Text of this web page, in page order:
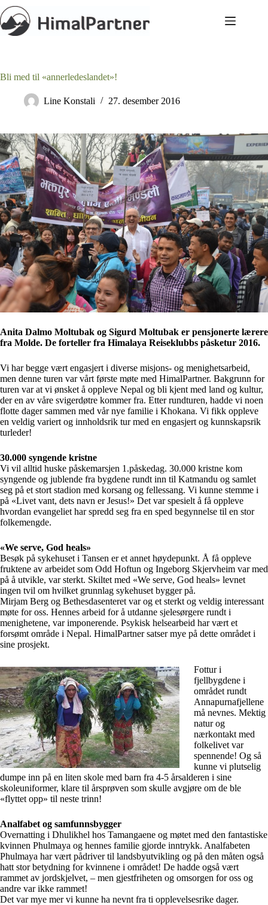
Hopp
til
innholdet
Bli med til «annerledeslandet»!
Line Konstali 27. desember 2016
Anita Dalmo Moltubak og Sigurd Moltubak er pensjonerte lærere
fra Molde. De forteller fra Himalaya Reiseklubbs påsketur 2016.
Vi har begge vært engasjert i diverse misjons- og menighetsarbeid,
men denne turen var vårt første møte med HimalPartner. Bakgrunn for
turen var at vi ønsket å oppleve Nepal og bli kjent med land og kultur,
der en av våre svigerdøtre kommer fra. Etter rundturen, hadde vi noen
flotte dager sammen med vår nye familie i Khokana. Vi fikk oppleve
en veldig variert og innholdsrik tur med en engasjert og kunnskapsrik
turleder!
30.000 syngende kristne
Vi vil alltid huske påskemarsjen 1.påskedag. 30.000 kristne kom
syngende og jublende fra bygdene rundt inn til Katmandu og samlet
seg på et stort stadion med korsang og fellessang. Vi kunne stemme i
på «Livet vant, dets navn er Jesus!» Det var spesielt å få oppleve
hvordan evangeliet har spredd seg fra en sped begynnelse til en stor
folkemengde.
«We serve, God heals»
Besøk på sykehuset i Tansen er et annet høydepunkt. Å få oppleve
fruktene av arbeidet som Odd Hoftun og Ingeborg Skjervheim var med
på å utvikle, var sterkt. Skiltet med «We serve, God heals» levnet
ingen tvil om hvilket grunnlag sykehuset bygger på.
Mirjam Berg og Bethesdasenteret var og et sterkt og veldig interessant
møte for oss. Hennes arbeid for å utdanne sjelesørgere rundt i
menighetene, var imponerende. Psykisk helsearbeid har vært et
forsømt område i Nepal. HimalPartner satser mye på dette området i
sine prosjekt.
Fottur i
fjellbygdene i
området rundt
Annapurnafjellene
må nevnes. Mektig
natur og
nærkontakt med
folkelivet var
spennende! Og så
kunne vi plutselig
dumpe inn på en liten skole med barn fra 4-5 årsalderen i sine
skoleuniformer, klare til årsprøven som skulle avgjøre om de ble
«flyttet opp» til neste trinn!
Analfabet og samfunnsbygger
Overnatting i Dhulikhel hos Tamangaene og møtet med den fantastiske
kvinnen Phulmaya og hennes familie gjorde inntrykk. Analfabeten
Phulmaya har vært pådriver til landsbyutvikling og på den måten også
hatt stor betydning for kvinnene i området! De hadde også vært
rammet av jordskjelvet, – men gjestfriheten og omsorgen for oss og
andre var ikke rammet!
Det var mye mer vi kunne ha nevnt fra ti opplevelsesrike dager.